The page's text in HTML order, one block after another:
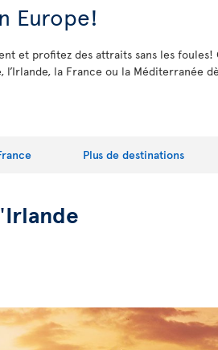
Europe!
et profitez des attraits sans les foules!
l’Irlande, la France ou la Méditerranée
Plus de destinations
Irlande